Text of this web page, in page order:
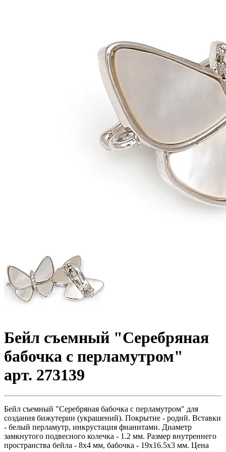
Бейл съемный "Серебряная
бабочка с перламутром"
арт. 273139
Бейл съемный "Серебряная бабочка с перламутром" для
создания бижутерии (украшений). Покрытие - родий. Вставки
- белый перламутр, инкрустация фианитами. Диаметр
замкнутого подвесного колечка - 1.2 мм. Размер внутреннего
пространства бейла - 8х4 мм, бабочка - 19х16.5х3 мм. Цена